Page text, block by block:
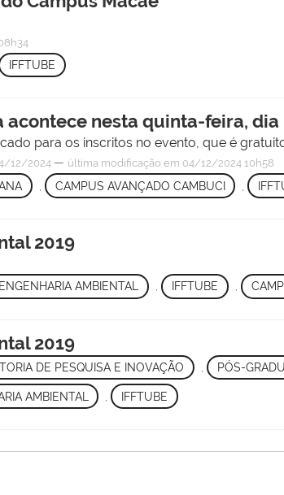
IFFTUBE
nesta quinta-feira, dia
para os inscritos no evento, que é
12/2024 — última modificação em 04/12/2024 10h58
CAMPUS AVANÇADO CAMBUCI ,
2019
AMBIENTAL , IFFTUBE ,
2019
DE PESQUISA E INOVAÇÃO PÓS-
AMBIENTAL , IFFTUBE